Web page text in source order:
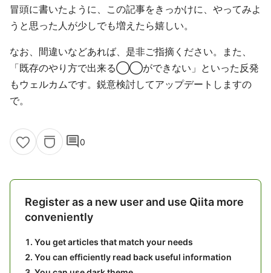
冒頭に書いたように、この記事をきっかけに、やってみよ
うと思った人が少しでも増えたら嬉しい。
なお、間違いなどあれば、是非ご指摘ください。また、
「既存のやり方で出来る◯◯ができない」といった反発
もウェルカムです。鋭意検討してアップデートしますの
で。
comment0
Register as a new user and use Qiita more
conveniently
You get articles that match your needs
You can efficiently read back useful information